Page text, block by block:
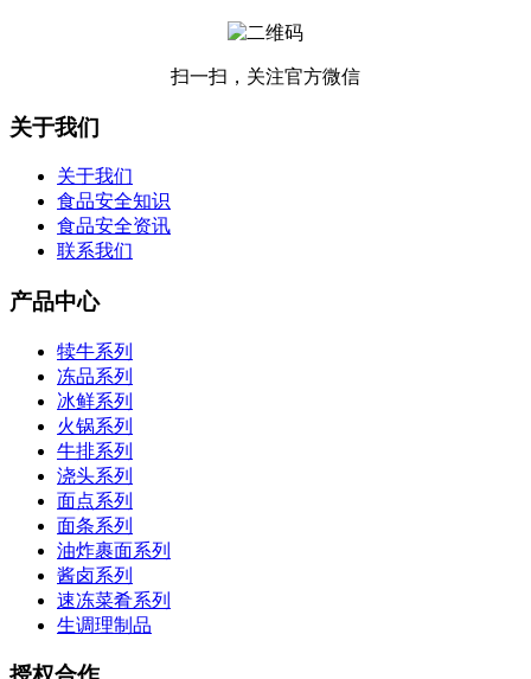
扫一扫，关注官方微信
关于我们
关于我们
食品安全知识
食品安全资讯
联系我们
产品中心
犊牛系列
冻品系列
冰鲜系列
火锅系列
牛排系列
浇头系列
面点系列
面条系列
油炸裹面系列
酱卤系列
速冻菜肴系列
生调理制品